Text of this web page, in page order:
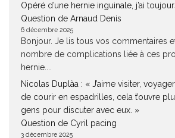
Opéré d’une hernie inguinale, j’ai
Question de Arnaud Denis
6 décembre 2025
Bonjour. Je lis tous vos commentaires
nombre de complications liée à ces
hernie....
Nicolas Duplàa : « J’aime visiter,
de courir en espadrilles, cela t’ouvre
gens pour discuter avec eux. »
Question de Cyril pacing
3 décembre 2025